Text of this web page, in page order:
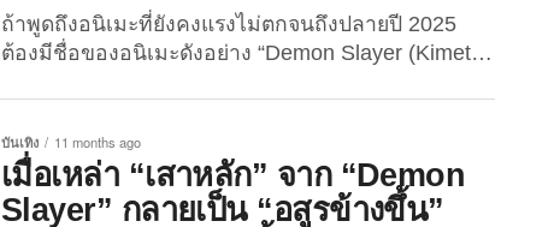
ถ้าพูดถึงอนิเมะที่ยังคงแรงไม่ตกจนถึงปลายปี 2025
ต้องมีชื่อของอนิเมะดังอย่าง “Demon Slayer (Kimetsu
และตัวละครที่แฟน ๆ ทั้งรักทั้งเกลียดไม่ลง ล่าสุดบน
โลกออนไลน์ก็มีไวรัลใหม่จากผู้ใช้ “Instagram” ชื่อว่า
“demonslayer.page” ที่ได้โพสต์ภาพ Before & After...
บันเทิง 11 months ago
เมื่อเหล่า “เสาหลัก” จาก “Demon
Slayer” กลายเป็น “อสูรข้างขึ้น”